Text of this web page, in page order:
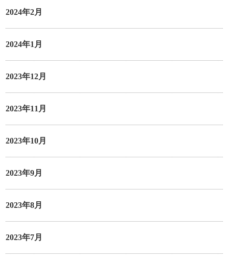
2024年2月
2024年1月
2023年12月
2023年11月
2023年10月
2023年9月
2023年8月
2023年7月